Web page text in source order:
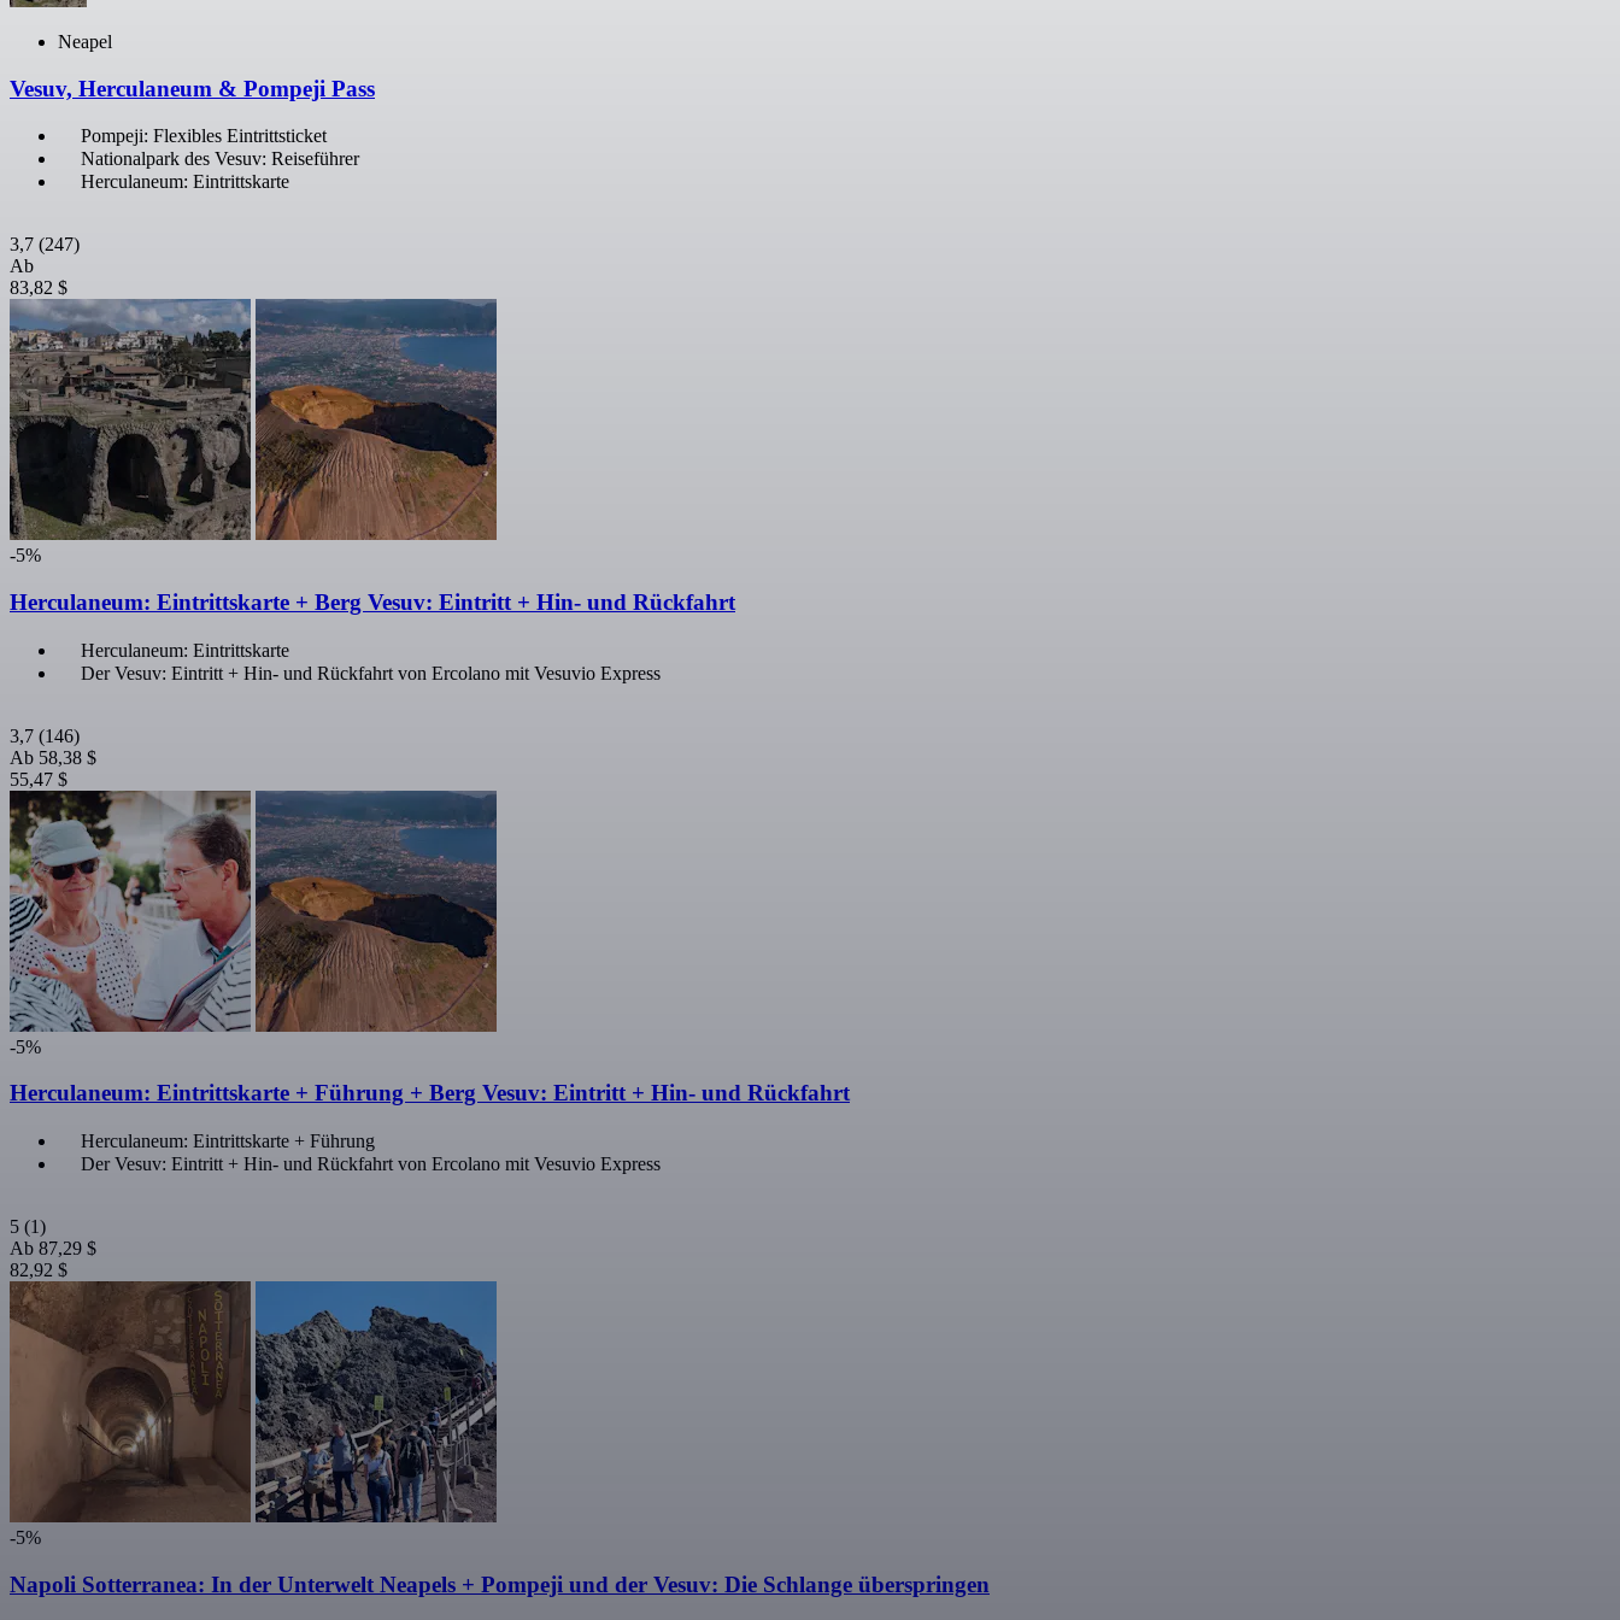
Neapel
Vesuv, Herculaneum & Pompeji Pass
Pompeji: Flexibles Eintrittsticket
Nationalpark des Vesuv: Reiseführer
Herculaneum: Eintrittskarte
3,7 (247)
Ab
83,82 $
-5%
Herculaneum: Eintrittskarte + Berg Vesuv: Eintritt + Hin- und Rückfahrt
Herculaneum: Eintrittskarte
Der Vesuv: Eintritt + Hin- und Rückfahrt von Ercolano mit Vesuvio Express
3,7 (146)
Ab 58,38 $
55,47 $
-5%
Herculaneum: Eintrittskarte + Führung + Berg Vesuv: Eintritt + Hin- und Rückfahrt
Herculaneum: Eintrittskarte + Führung
Der Vesuv: Eintritt + Hin- und Rückfahrt von Ercolano mit Vesuvio Express
5 (1)
Ab 87,29 $
82,92 $
-5%
Napoli Sotterranea: In der Unterwelt Neapels + Pompeji und der Vesuv: Die Schlange überspringen